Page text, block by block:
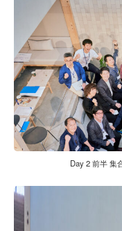
Day 2 前半 集